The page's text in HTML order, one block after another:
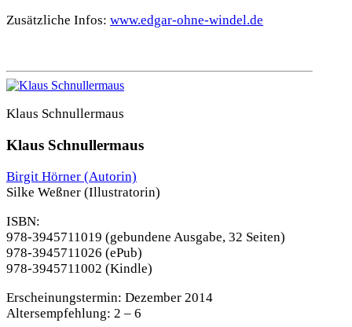
Zusätzliche Infos: www.edgar-ohne-windel.de
Klaus Schnullermaus
Klaus Schnullermaus
Birgit Hörner (Autorin)
Silke Weßner (Illustratorin)
ISBN:
978-3945711019 (gebundene Ausgabe, 32 Seiten)
978-3945711026 (ePub)
978-3945711002 (Kindle)
Erscheinungstermin: Dezember 2014
Altersempfehlung: 2 – 6